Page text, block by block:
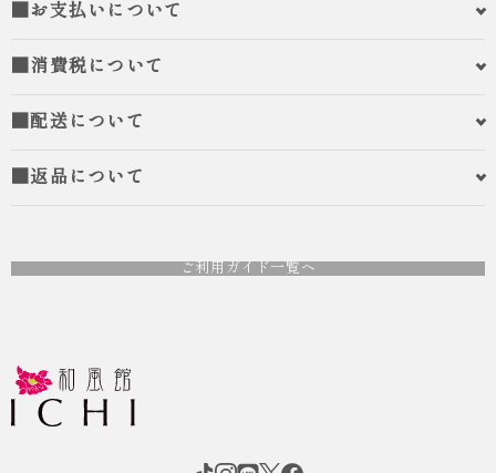
■お支払いについて
■消費税について
■配送について
■返品について
ご利用ガイド一覧へ